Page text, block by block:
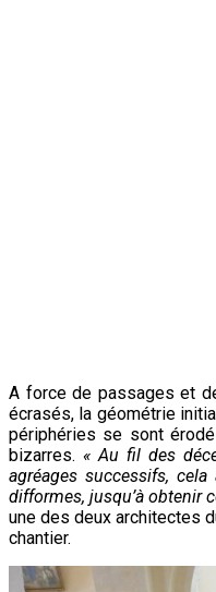
A force de passages et
écrasés, la géométrie
périphéries se sont
bizarres. « Au fil des
agréages successifs,
difformes, jusqu’à obtenir
une des deux architectes
chantier.